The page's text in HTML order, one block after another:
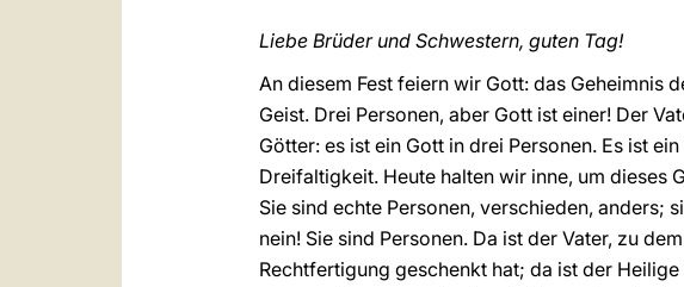
Liebe Brüder und Schwestern, guten Tag!
An diesem Fest feiern wir Gott: das Geheimnis
Geist. Drei Personen, aber Gott ist einer! Der
Götter: es ist ein Gott in drei Personen. Es ist
Dreifaltigkeit. Heute halten wir inne, um dieses
Sie sind echte Personen, verschieden, anders;
nein! Sie sind Personen. Da ist der Vater, zu
Rechtfertigung geschenkt hat; da ist der